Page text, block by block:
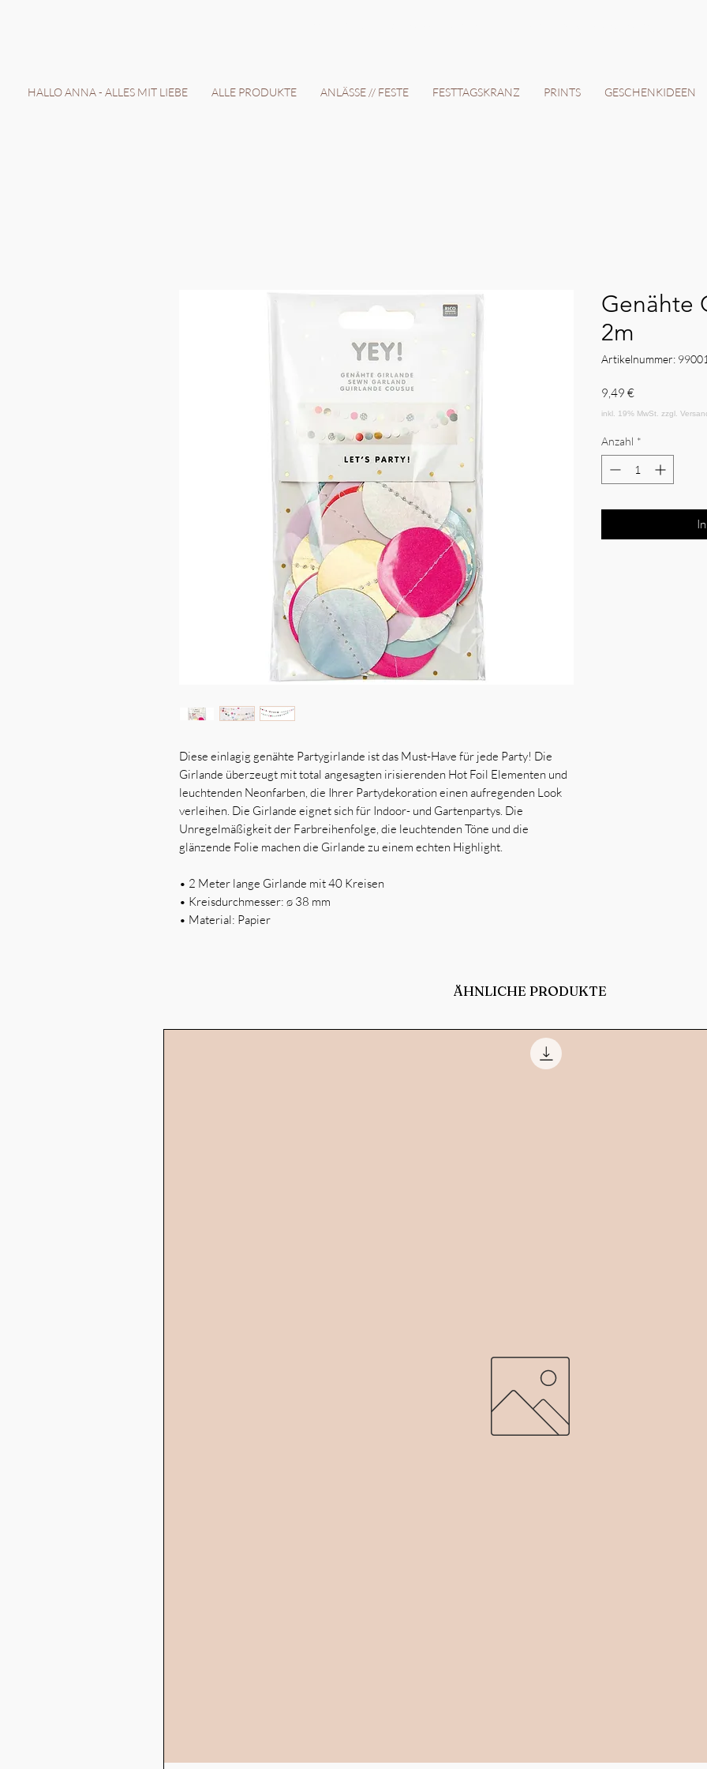
HALLO ANNA - ALLES MIT LIEBE ALLE PRODUKTE ANLÄSSE // FESTE FESTTAGSKRANZ PRINTS GESCHENKIDEEN
Diese einlagig genähte Partygirlande ist das Must-Have für jede Party! Die
Girlande überzeugt mit total angesagten irisierenden Hot Foil Elementen und
leuchtenden Neonfarben, die Ihrer Partydekoration einen aufregenden Look
verleihen. Die Girlande eignet sich für Indoor- und Gartenpartys. Die
Unregelmäßigkeit der Farbreihenfolge, die leuchtenden Töne und die
glänzende Folie machen die Girlande zu einem echten Highlight.
• 2 Meter lange Girlande mit 40 Kreisen
• Kreisdurchmesser: ø 38 mm
• Material: Papier
Genähte
2m
Artikelnummer:
9,49 €Preis
Anzahl *
ÄHNLICHE PRODUKTE